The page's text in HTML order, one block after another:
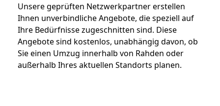
Unsere geprüften Netzwerkpartner erstellen
Ihnen unverbindliche Angebote, die speziell auf
Ihre Bedürfnisse zugeschnitten sind. Diese
Angebote sind kostenlos, unabhängig davon, ob
Sie einen Umzug innerhalb von Rahden oder
außerhalb Ihres aktuellen Standorts planen.